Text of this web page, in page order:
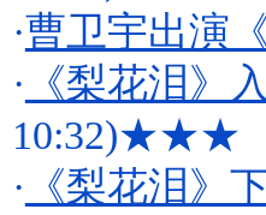
·曹卫宇出演
· 《梨花泪》
10:32)★★★
· 《梨花泪》